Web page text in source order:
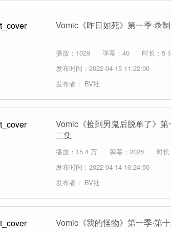
Vomic《昨日如死》第一季·录
播放：1029 弹幕：40
时长：5
发布时间：2022-04-15 11:22:00
发布者： BV社
Vomic《捡到男鬼后脱单了》第
二集
播放：15.4 万 弹幕：2026
时
发布时间：2022-04-14 16:24:50
发布者： BV社
Vomic《我的怪物》第一季·第